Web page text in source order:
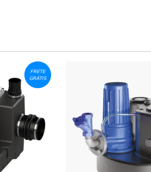
FRETE
GRÁTIS